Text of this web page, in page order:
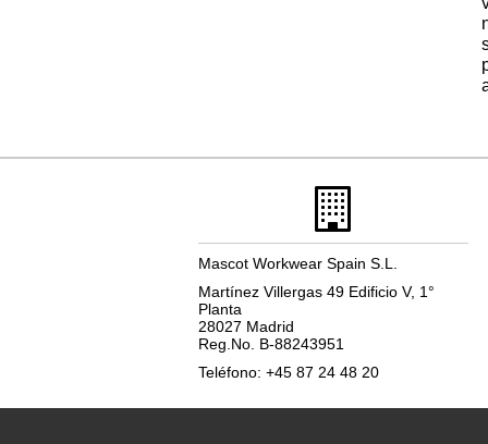
Mascot Workwear Spain S.L.
Martínez Villergas 49 Edificio V, 1°
Planta
28027 Madrid
Reg.No. B-88243951
Teléfono: +45 87 24 48 20